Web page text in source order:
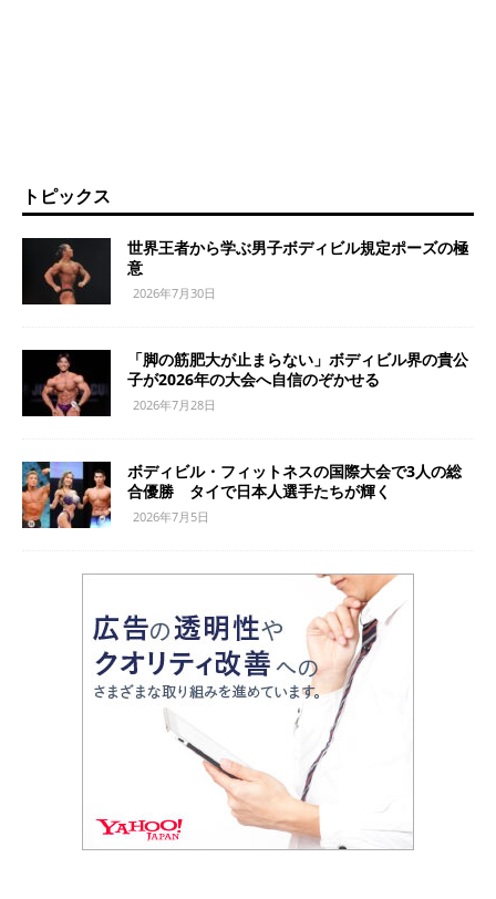
トピックス
世界王者から学ぶ男子ボディビル規定ポーズの極
意
2026年7月30日
「脚の筋肥大が止まらない」ボディビル界の貴公
子が2026年の大会へ自信のぞかせる
2026年7月28日
ボディビル・フィットネスの国際大会で3人の総
合優勝 タイで日本人選手たちが輝く
2026年7月5日